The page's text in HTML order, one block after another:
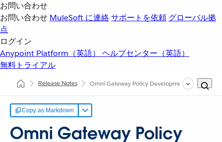
お問い合わせ
お問い合わせ MuleSoft に連絡サポートを依頼 グローバル拠
点
ログイン
Anypoint Platform（英語） ヘルプセンター（英語）
無料トライアル
Release Notes Omni Gateway Policy Development Kit (PDK)
Copy as Markdown
Omni Gateway Policy